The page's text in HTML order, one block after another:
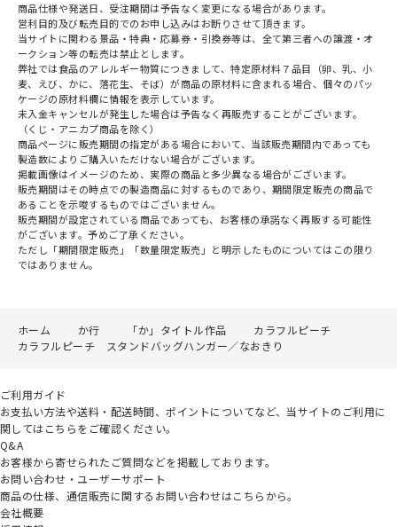
商品仕様や発送日、受注期間は予告なく変更になる場合があります。
営利目的及び転売目的でのお申し込みはお断りさせて頂きます。
当サイトに関わる景品・特典・応募券・引換券等は、全て第三者への譲渡・オ
ークション等の転売は禁止とします。
弊社では食品のアレルギー物質につきまして、特定原材料７品目（卵、乳、小
麦、えび、かに、落花生、そば）が商品の原材料に含まれる場合、個々のパッ
ケージの原材料欄に情報を表示しています。
未入金キャンセルが発生した場合は予告なく再販売することがございます。
（くじ・アニカプ商品を除く）
商品ページに販売期間の指定がある場合において、当該販売期間内であっても
製造数によりご購入いただけない場合がございます。
掲載画像はイメージのため、実際の商品と多少異なる場合がございます。
販売期間はその時点での製造商品に対するものであり、期間限定販売の商品で
あることを示唆するものではございません。
販売期間が設定されている商品であっても、お客様の承諾なく再販する可能性
がございます。予めご了承ください。
ただし「期間限定販売」「数量限定販売」と明示したものについてはこの限り
ではありません。
ホーム か行 「か」タイトル作品
カラフルピーチ
カラフルピーチ スタンドバッグハンガー／なおきり
ご利用ガイド
お支払い方法や送料・配送時間、ポイントについてなど、当サイトのご利用に
関してはこちらをご確認ください。
Q&A
お客様から寄せられたご質問などを掲載しております。
お問い合わせ・ユーザーサポート
商品の仕様、通信販売に関するお問い合わせはこちらから。
会社概要